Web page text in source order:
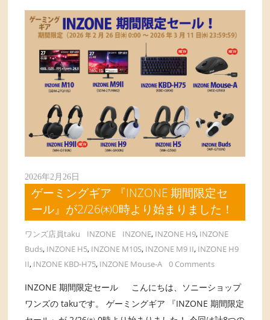
2026年2月26日
ゲーミングギア 『INZONE 期間限定セ
ール』が2/26㈭0時より始まりました！
ワンズ店員taku INZONE INZONE, INZONE H9, INZONE
Buds, INZONE H5, INZONE M10S, INZONE M9 II, INZONE H9
II, INZONE KBD-H75, INZONE Mouse-A 0 Comments
INZONE 期間限定セール こんにちは、ソニーショップ
ワンズの takuです。 ゲーミングギア 『INZONE 期間限定